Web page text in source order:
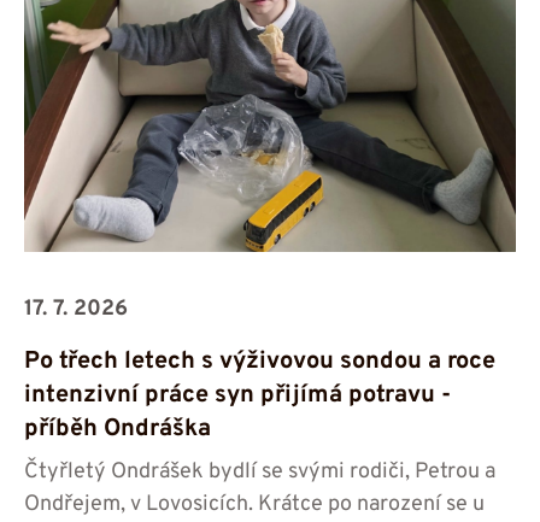
17. 7. 2026
Po třech letech s výživovou sondou a roce
intenzivní práce syn přijímá potravu -⁠⁠⁠⁠⁠⁠
příběh Ondráška
Čtyřletý Ondrášek bydlí se svými rodiči, Petrou a
Ondřejem, v Lovosicích. Krátce po narození se u